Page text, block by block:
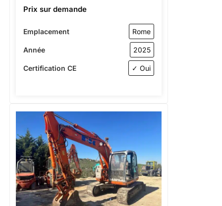
Prix sur demande
Emplacement Rome
Année 2025
Certification CE ✓ Oui